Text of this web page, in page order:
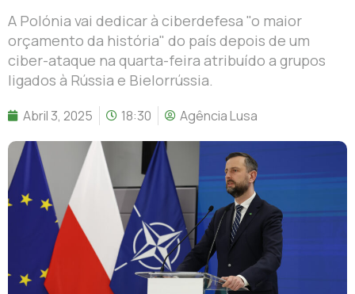
A Polónia vai dedicar à ciberdefesa "o maior
orçamento da história" do país depois de um
ciber-ataque na quarta-feira atribuído a grupos
ligados à Rússia e Bielorrússia.
Abril 3, 2025 18:30 Agência Lusa